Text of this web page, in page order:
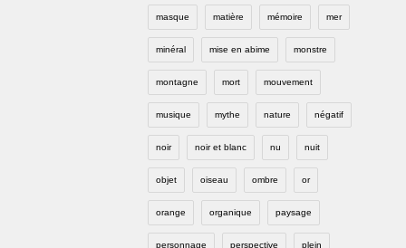
masque matière mémoire mer
minéral mise en abime monstre
montagne mort mouvement
musique mythe nature négatif
noir noir et blanc nu nuit
objet oiseau ombre or
orange organique paysage
personnage perspective plein